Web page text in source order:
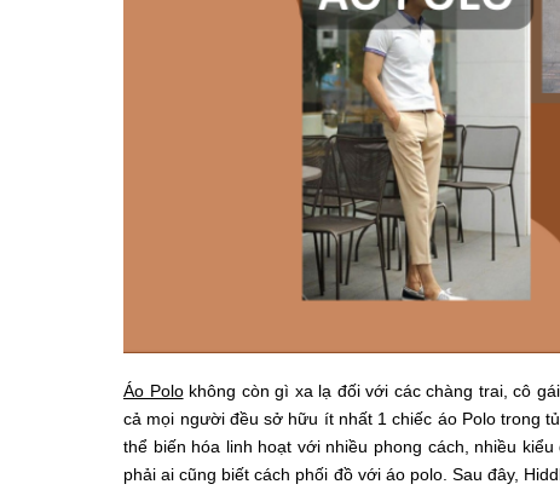
Áo Polokhông còn gì xa lạ đối với các chàng trai, cô
cả mọi người đều sở hữu ít nhất 1 chiếc áo Polo trong
thể biến hóa linh hoạt với nhiều phong cách, nhiều
phải ai cũng biết cách phối đồ với áo polo. Sau đây,